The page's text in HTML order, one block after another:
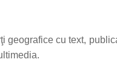
cu text,